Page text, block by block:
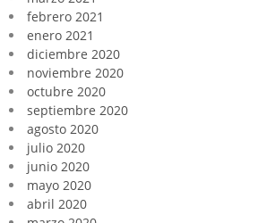
febrero 2021
enero 2021
diciembre 2020
noviembre 2020
octubre 2020
septiembre 2020
agosto 2020
julio 2020
junio 2020
mayo 2020
abril 2020